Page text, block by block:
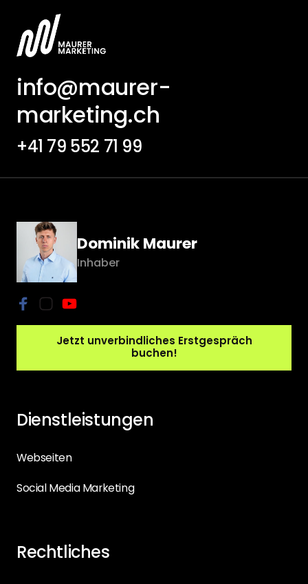
info@maurer-
marketing.ch
+41 79 552 71 99
Dominik Maurer
Inhaber
Jetzt unverbindliches Erstgespräch
buchen!
Dienstleistungen
Webseiten
Social Media Marketing
Rechtliches